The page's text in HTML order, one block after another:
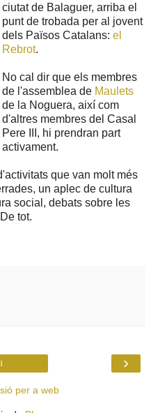
ciutat de Balaguer, arriba el
punt de trobada per al jovent
dels Països Catalans: el
Rebrot.
No cal dir que els membres
de l'assemblea de Maulets
de la Noguera, així com
d'altres membres del Casal
Pere III, hi prendran part
activament.
que van molt més
un aplec de cultura
social, debats sobre les
tot.
›
per a web